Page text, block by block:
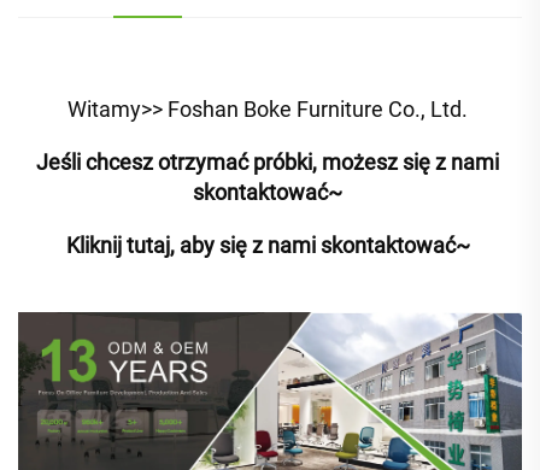
Witamy>> Foshan Boke Furniture Co., Ltd.
Jeśli chcesz otrzymać próbki, możesz się z nami
skontaktować~
Kliknij tutaj, aby się z nami skontaktować~